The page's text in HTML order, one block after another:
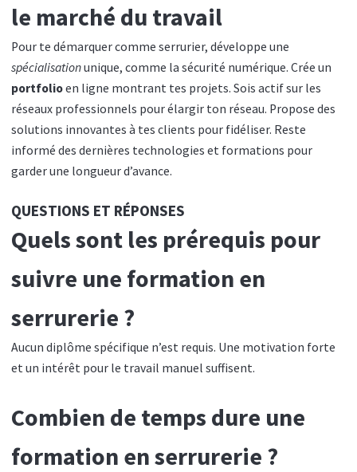
le marché du travail
Pour te démarquer comme serrurier, développe une
spécialisationunique, comme la sécurité numérique. Crée un
portfolioen ligne montrant tes projets. Sois actif sur les
réseaux professionnels pour élargir ton réseau. Propose des
solutions innovantes à tes clients pour fidéliser. Reste
informé des dernières technologies et formations pour
garder une longueur d’avance.
QUESTIONS ET RÉPONSES
Quels sont les prérequis pour
suivre une formation en
serrurerie ?
Aucun diplôme spécifique n’est requis. Une motivation forte
et un intérêt pour le travail manuel suffisent.
Combien de temps dure une
formation en serrurerie ?